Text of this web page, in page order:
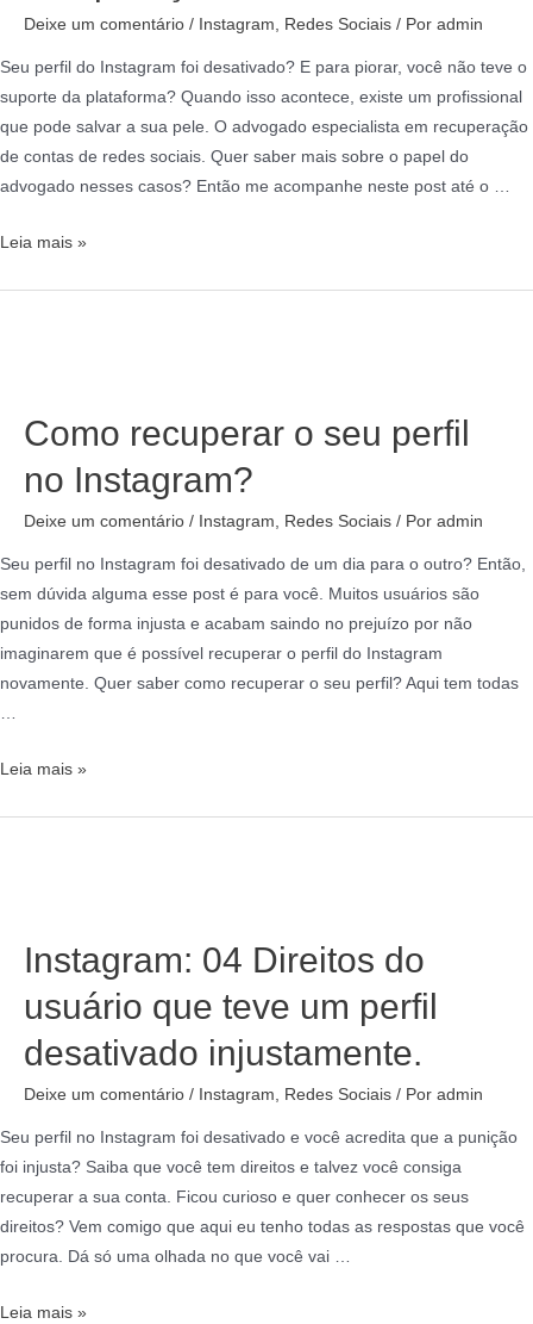
Deixe um comentário / Instagram, Redes Sociais / Por admin
Seu perfil do Instagram foi desativado? E para piorar, você não teve o
suporte da plataforma? Quando isso acontece, existe um profissional
que pode salvar a sua pele. O advogado especialista em recuperação
de contas de redes sociais. Quer saber mais sobre o papel do
advogado nesses casos? Então me acompanhe neste post até o …
Leia mais »
Como recuperar o seu perfil
no Instagram?
Deixe um comentário / Instagram, Redes Sociais / Por admin
Seu perfil no Instagram foi desativado de um dia para o outro? Então,
sem dúvida alguma esse post é para você. Muitos usuários são
punidos de forma injusta e acabam saindo no prejuízo por não
imaginarem que é possível recuperar o perfil do Instagram
novamente. Quer saber como recuperar o seu perfil? Aqui tem todas
Leia mais »
Instagram: 04 Direitos do
usuário que teve um perfil
desativado injustamente.
Deixe um comentário / Instagram, Redes Sociais / Por admin
Seu perfil no Instagram foi desativado e você acredita que a punição
foi injusta? Saiba que você tem direitos e talvez você consiga
recuperar a sua conta. Ficou curioso e quer conhecer os seus
direitos? Vem comigo que aqui eu tenho todas as respostas que você
procura. Dá só uma olhada no que você vai …
Leia mais »